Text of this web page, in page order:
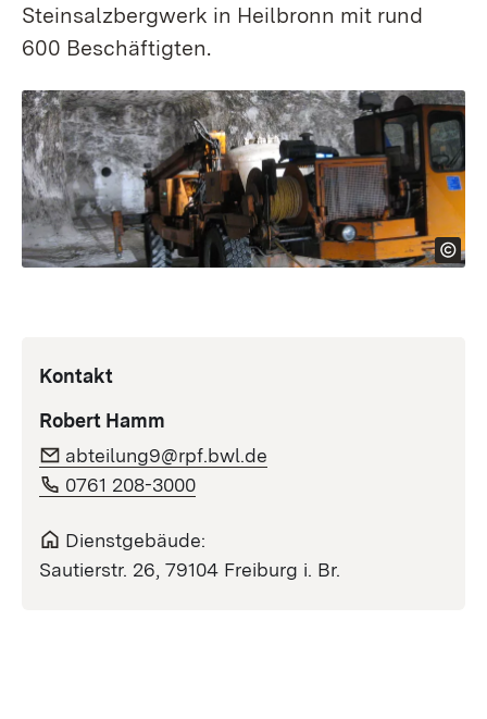
Kontakt
Robert Hamm
abteilung9@rpf.bwl.de
0761 208-3000
Dienstgebäude:
Sautierstr. 26, 79104 Freiburg i. Br.
Steinsalzbergwerk in Heilbronn mit rund
600 Beschäftigten.